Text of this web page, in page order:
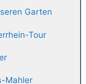
Garten
Tour
Mahler